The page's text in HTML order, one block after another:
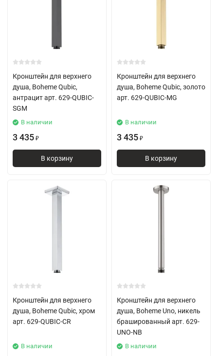
Кронштейн для верхнего
душа, Boheme Qubic,
антрацит арт. 629-QUBIC-
SGM
В наличии
3 435 ₽
В корзину
Кронштейн для верхнего
душа, Boheme Qubic, золото
арт. 629-QUBIC-MG
В наличии
3 435 ₽
В корзину
Кронштейн для верхнего
душа, Boheme Qubic, хром
арт. 629-QUBIC-CR
В наличии
Кронштейн для верхнего
душа, Boheme Uno, никель
брашированный арт. 629-
UNO-NB
В наличии